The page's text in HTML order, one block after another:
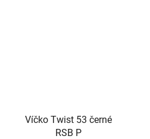
Víčko Twist 53 černé
RSB P